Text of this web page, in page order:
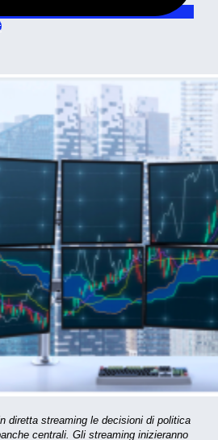
diretta streaming le decisioni di politica
centrali. Gli streaming inizieranno